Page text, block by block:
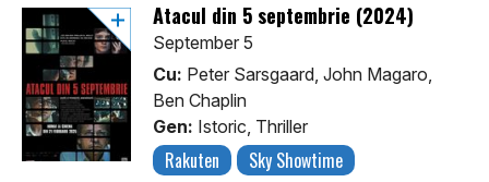
Atacul din 5 septembrie (2024)
September 5
Cu: Peter Sarsgaard, John Magaro,
Ben Chaplin
Gen: Istoric, Thriller
Rakuten Sky Showtime